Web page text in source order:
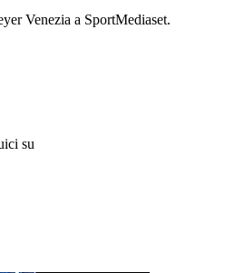
Venezia a SportMediaset.
su